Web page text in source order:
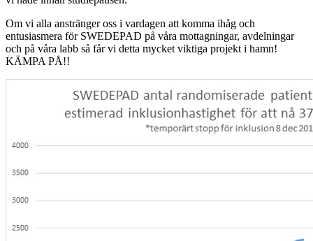
Om vi alla anstränger oss i vardagen att komma ihåg och
entusiasmera för SWEDEPAD på våra mottagningar, avdelningar
och på våra labb så får vi detta mycket viktiga projekt i hamn!
KÄMPA PÅ!!